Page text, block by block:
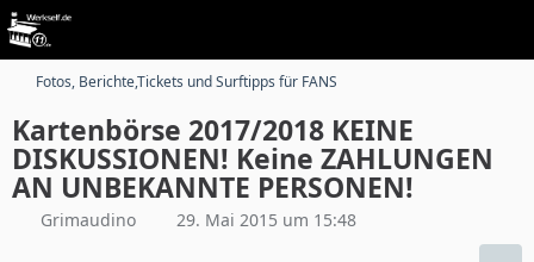
Fotos, Berichte,Tickets und Surftipps für FANS
Kartenbörse 2017/2018 KEINE
DISKUSSIONEN! Keine ZAHLUNGEN
AN UNBEKANNTE PERSONEN!
Grimaudino 29. Mai 2015 um 15:48